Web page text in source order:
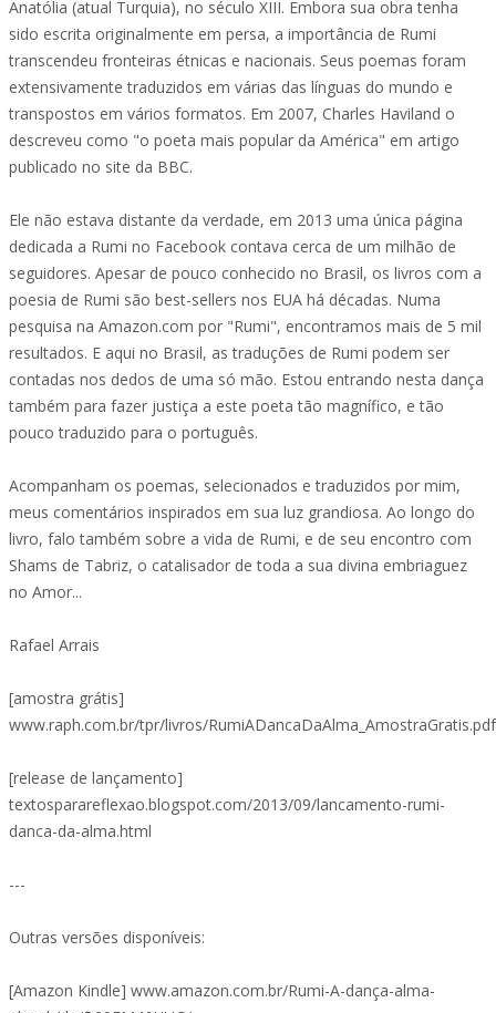
Anatólia (atual Turquia), no século XIII. Embora sua obra tenha
sido escrita originalmente em persa, a importância de Rumi
transcendeu fronteiras étnicas e nacionais. Seus poemas foram
extensivamente traduzidos em várias das línguas do mundo e
transpostos em vários formatos. Em 2007, Charles Haviland o
descreveu como "o poeta mais popular da América" em artigo
publicado no site da BBC.
Ele não estava distante da verdade, em 2013 uma única página
dedicada a Rumi no Facebook contava cerca de um milhão de
seguidores. Apesar de pouco conhecido no Brasil, os livros com a
poesia de Rumi são best-sellers nos EUA há décadas. Numa
pesquisa na Amazon.com por "Rumi", encontramos mais de 5 mil
resultados. E aqui no Brasil, as traduções de Rumi podem ser
contadas nos dedos de uma só mão. Estou entrando nesta dança
também para fazer justiça a este poeta tão magnífico, e tão
pouco traduzido para o português.
Acompanham os poemas, selecionados e traduzidos por mim,
meus comentários inspirados em sua luz grandiosa. Ao longo do
livro, falo também sobre a vida de Rumi, e de seu encontro com
Shams de Tabriz, o catalisador de toda a sua divina embriaguez
no Amor...
Rafael Arrais
[amostra grátis]
www.raph.com.br/tpr/livros/RumiADancaDaAlma_AmostraGratis.pdf
[release de lançamento]
textosparareflexao.blogspot.com/2013/09/lancamento-rumi-
danca-da-alma.html
---
Outras versões disponíveis:
[Amazon Kindle] www.amazon.com.br/Rumi-A-dança-alma-